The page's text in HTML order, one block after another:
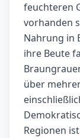
feuchteren
vorhanden
Nahrung in
ihre Beute
über
Regionen